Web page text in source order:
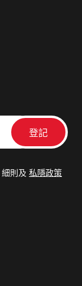
細則及 私隱政策